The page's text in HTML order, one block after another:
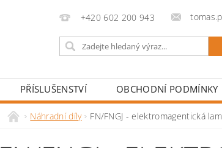
+420 602 200 943
PŘÍSLUŠENSTVÍ OBCHODNÍ PODMÍNKY
Náhradní díly FN/FNGJ - elektromagentická